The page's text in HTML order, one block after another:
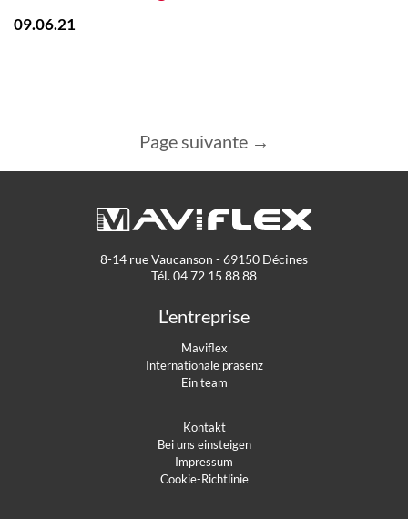
09.06.21
Page suivante →
8-14 rue Vaucanson - 69150 Décines
Tél. 04 72 15 88 88
L'entreprise
Maviflex
Internationale präsenz
Ein team
Kontakt
Bei uns einsteigen
Impressum
Cookie-Richtlinie